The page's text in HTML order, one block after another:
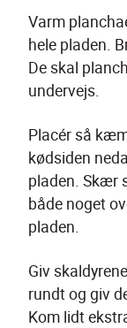
Varm
hele pladen.
De skal
undervejs.
Placér så
kødsiden
pladen. Skær
både noget
pladen.
Giv
rundt og giv
Kom lidt